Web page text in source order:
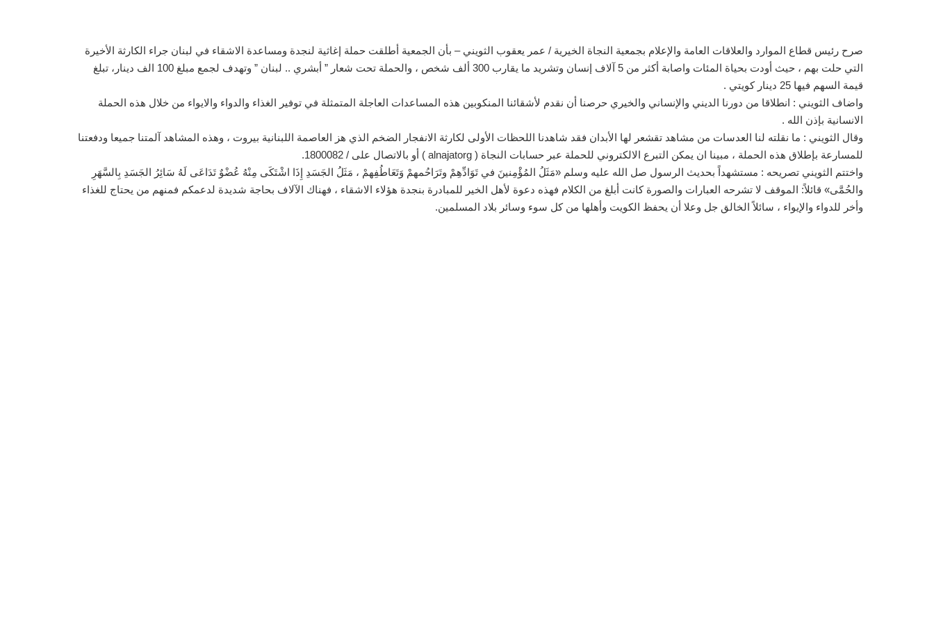
صرح رئيس قطاع الموارد والعلاقات العامة والإعلام بجمعية النجاة الخيرية / عمر يعقوب الثويني – بأن الجمعية أطلقت حملة إغاثية لنجدة ومساعدة الاشقاء في لبنان جراء الكارثة الأخيرة
التي حلت بهم ، حيث أودت بحياة المئات واصابة أكثر من 5 آلاف إنسان وتشريد ما يقارب 300 ألف شخص ، والحملة تحت شعار ” أبشري .. لبنان ” وتهدف لجمع مبلغ 100 الف دينار، تبلغ
قيمة السهم فيها 25 دينار كويتي .
واضاف الثويني : انطلاقا من دورنا الديني والإنساني والخيري حرصنا أن نقدم لأشقائنا المنكوبين هذه المساعدات العاجلة المتمثلة في توفير الغذاء والدواء والايواء من خلال هذه الحملة
الانسانية بإذن الله .
وقال الثويني : ما نقلته لنا العدسات من مشاهد تقشعر لها الأبدان فقد شاهدنا اللحظات الأولى لكارثة الانفجار الضخم الذي هز العاصمة اللبنانية بيروت ، وهذه المشاهد آلمتنا جميعا ودفعتنا
للمسارعة بإطلاق هذه الحملة ، مبينا ان يمكن التبرع الالكتروني للحملة عبر حسابات النجاة ( alnajatorg ) أو بالاتصال على / 1800082.
واختتم الثويني تصريحه : مستشهداً بحديث الرسول صل الله عليه وسلم «مَثَلُ المُؤْمِنينَ في تَوَادِّهِمْ وتَرَاحُمهمْ وَتَعَاطُفِهمْ ، مَثَلُ الجَسَدِ إِذَا اشْتَكَى مِنْهُ عُضْوٌ تَدَاعَى لَهُ سَائِرُ الجَسَدِ بِالسَّهَرِ
والحُمَّى» قائلاً: الموقف لا تشرحه العبارات والصورة كانت أبلغ من الكلام فهذه دعوة لأهل الخير للمبادرة بنجدة هؤلاء الاشقاء ، فهناك الآلاف بحاجة شديدة لدعمكم فمنهم من يحتاج للغذاء
وأخر للدواء والإيواء ، سائلاً الخالق جل وعلا أن يحفظ الكويت وأهلها من كل سوء وسائر بلاد المسلمين.